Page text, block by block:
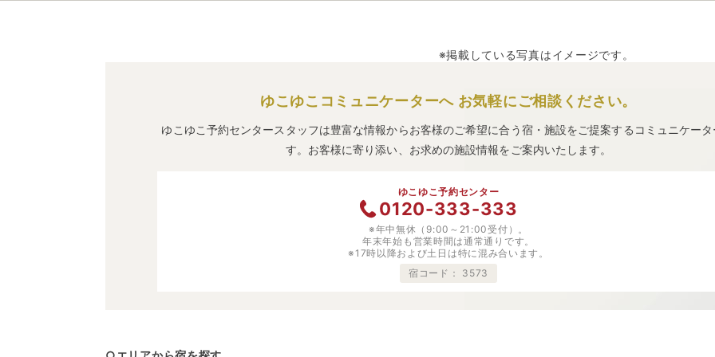
※掲載している写真はイメージです。
ゆこゆこコミュニケーターへ お気軽にご相談ください。
ゆこゆこ予約センタースタッフは豊富な情報からお客様のご希望に合う宿・施設をご提案するコミュニケー
す。お客様に寄り添い、お求めの施設情報をご案内いたします。
ゆこゆこ予約センター
0120-333-333
※年中無休（9:00～21:00受付）。
年末年始も営業時間は通常通りです。
※17時以降および土日は特に混み合います。
宿コード： 3573